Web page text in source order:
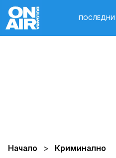
ПОСЛЕДНИ
Начало Криминално